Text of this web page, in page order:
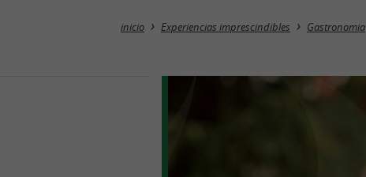
inicio Experiencias imprescindibles Gastronomia